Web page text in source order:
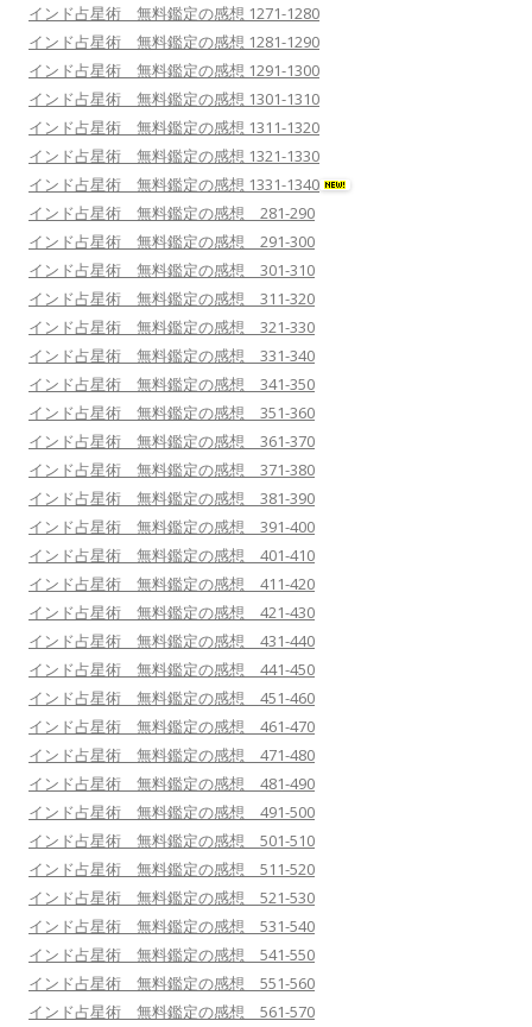
インド占星術 無料鑑定の感想 1271-1280
インド占星術 無料鑑定の感想 1281-1290
インド占星術 無料鑑定の感想 1291-1300
インド占星術 無料鑑定の感想 1301-1310
インド占星術 無料鑑定の感想 1311-1320
インド占星術 無料鑑定の感想 1321-1330
インド占星術 無料鑑定の感想 1331-1340
インド占星術 無料鑑定の感想 281-290
インド占星術 無料鑑定の感想 291-300
インド占星術 無料鑑定の感想 301-310
インド占星術 無料鑑定の感想 311-320
インド占星術 無料鑑定の感想 321-330
インド占星術 無料鑑定の感想 331-340
インド占星術 無料鑑定の感想 341-350
インド占星術 無料鑑定の感想 351-360
インド占星術 無料鑑定の感想 361-370
インド占星術 無料鑑定の感想 371-380
インド占星術 無料鑑定の感想 381-390
インド占星術 無料鑑定の感想 391-400
インド占星術 無料鑑定の感想 401-410
インド占星術 無料鑑定の感想 411-420
インド占星術 無料鑑定の感想 421-430
インド占星術 無料鑑定の感想 431-440
インド占星術 無料鑑定の感想 441-450
インド占星術 無料鑑定の感想 451-460
インド占星術 無料鑑定の感想 461-470
インド占星術 無料鑑定の感想 471-480
インド占星術 無料鑑定の感想 481-490
インド占星術 無料鑑定の感想 491-500
インド占星術 無料鑑定の感想 501-510
インド占星術 無料鑑定の感想 511-520
インド占星術 無料鑑定の感想 521-530
インド占星術 無料鑑定の感想 531-540
インド占星術 無料鑑定の感想 541-550
インド占星術 無料鑑定の感想 551-560
インド占星術 無料鑑定の感想 561-570